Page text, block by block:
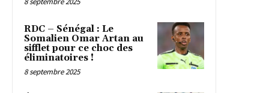
RDC – Sénégal : Le
Somalien Omar Artan au
sifflet pour ce choc des
éliminatoires !
8 septembre 2025